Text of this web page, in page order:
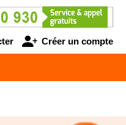
Créer un compte